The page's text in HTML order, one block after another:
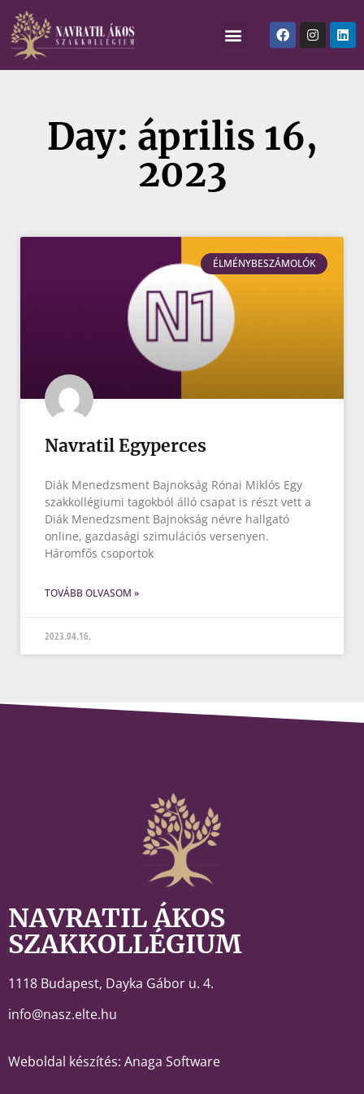
Day: április 16,
2023
ÉLMÉNYBESZÁMOLÓK
Navratil Egyperces
Diák Menedzsment Bajnokság Rónai Miklós Egy
szakkollégiumi tagokból álló csapat is részt vett a
Diák Menedzsment Bajnokság névre hallgató
online, gazdasági szimulációs versenyen.
Háromfős csoportok
TOVÁBB OLVASOM »
2023.04.16.
NAVRATIL ÁKOS
SZAKKOLLÉGIUM
1118 Budapest, Dayka Gábor u. 4.
info@nasz.elte.hu
Weboldal készítés: Anaga Software